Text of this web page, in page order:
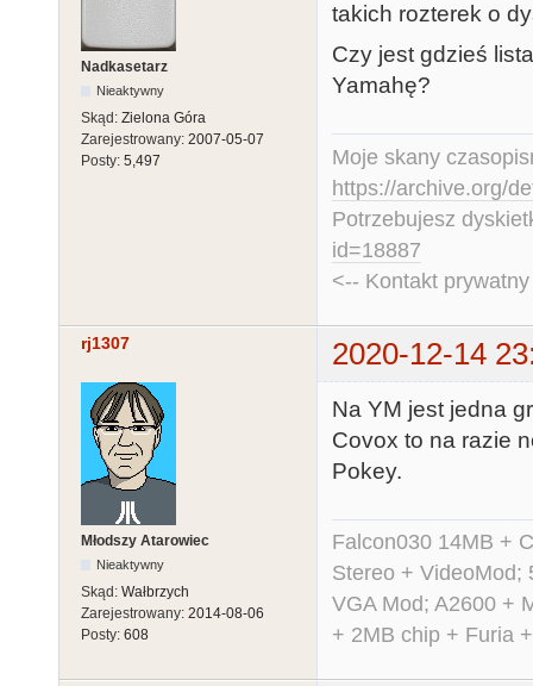
Nadkasetarz
Nieaktywny
Skąd: Zielona Góra
Zarejestrowany: 2007-05-07
Posty: 5,497
takich rozterek o
Czy jest gdzieś
Yamahę?
Moje skany
https://archive.org/
Potrzebujesz
id=18887
<-- Kontakt
rj1307 2020-12-14
Młodszy Atarowiec
Nieaktywny
Skąd: Wałbrzych
Zarejestrowany: 2014-08-06
Posty: 608
Na YM jest jedna
Covox to na razie
Pokey.
Falcon030 14MB +
Stereo + VideoMod;
VGA Mod; A2600 +
+ 2MB chip + Furia